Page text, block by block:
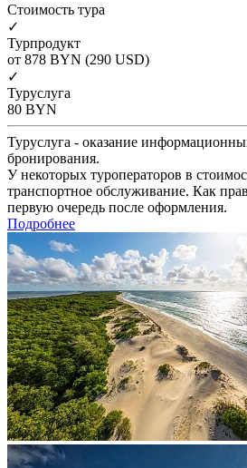
Cтоимость тура
✓
Турпродукт
от 878 BYN (290 USD)
✓
Туруслуга
80 BYN
Туруслуга - оказание
бронирования.
У некоторых туроператоров в
транспортное обслуживание. Как
первую очередь после оформления.
Подробнее